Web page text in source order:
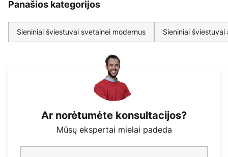
Panašios kategorijos
Sieniniai šviestuvai svetainei modernus Sieniniai šviestuvai
Ar norėtumėte konsultacijos?
Mūsų ekspertai mielai padeda